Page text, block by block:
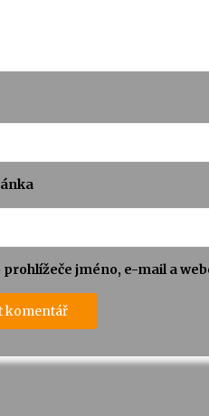
prohlížeče jméno, e-mail a